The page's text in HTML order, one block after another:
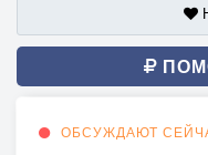
ОБСУЖДАЮТ